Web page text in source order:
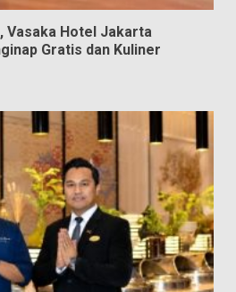
Vasaka Hotel Jakarta
Gratis dan Kuliner